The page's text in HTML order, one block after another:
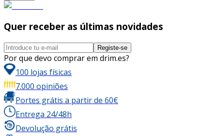
Quer receber as últimas novidades
Registe-se
Por que devo comprar em drim.es?
100 lojas físicas
7.000 opiniões
Portes grátis a partir de 60€
Entrega 24/48h
Devolução grátis